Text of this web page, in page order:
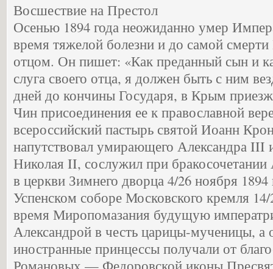
Восшествие на Престол
Осенью 1894 года неожиданно умер
время тяжелой болезни и до самой
отцом. Он пишет: «Как преданный сын и
слуга своего отца, я должен быть с ним
дней до кончины Государя, в Крым
Чин присоединения ее к православной
всероссийский пастырь святой Иоанн
напутствовал умирающего Александра
Николая II, сослужил при
в церкви Зимнего дворца 4/26 ноября
Успенском соборе Московского кремля
время Миропомазания будущую
Александрой в честь царицы-мученицы, а
иностранные принцессы получали от
Романовых — Федоровской иконы